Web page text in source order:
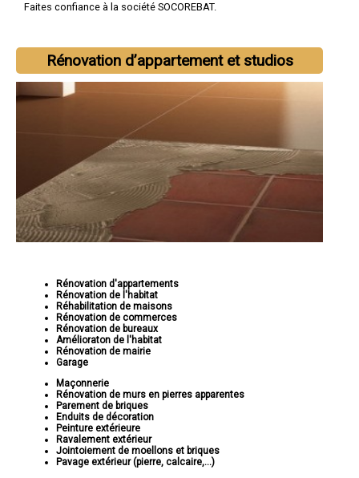
Faites confiance à la société SOCOREBAT.
Rénovation d’appartement et studios
Rénovation d'appartements
Rénovation de l'habitat
Réhabilitation de maisons
Rénovation de commerces
Rénovation de bureaux
Amélioraton de l'habitat
Rénovation de mairie
Garage
Maçonnerie
Rénovation de murs en pierres apparentes
Parement de briques
Enduits de décoration
Peinture extérieure
Ravalement extérieur
Jointoiement de moellons et briques
Pavage extérieur (pierre, calcaire,...)